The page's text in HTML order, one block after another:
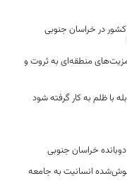
در خراسان جنوبی
منطقه‌ای به ثروت و
با ظلم به کار گرفته شود
انسانیت به جامعه